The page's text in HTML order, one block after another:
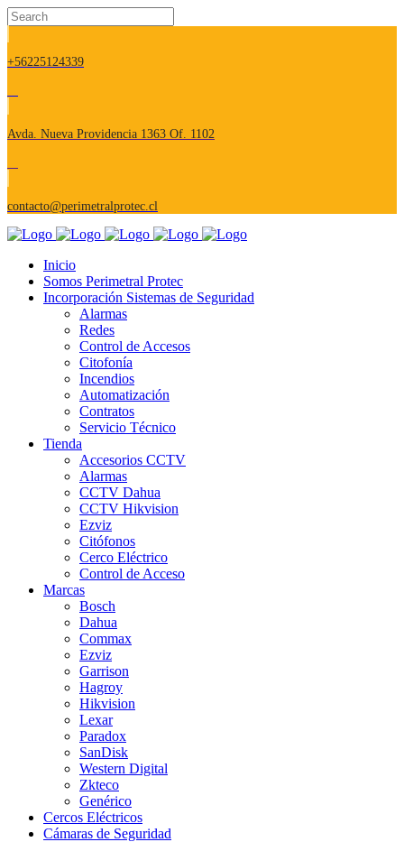
+56225124339
Avda. Nueva Providencia 1363 Of. 1102
contacto@perimetralprotec.cl
Inicio
Somos Perimetral Protec
Incorporación Sistemas de Seguridad
Alarmas
Redes
Control de Accesos
Citofonía
Incendios
Automatización
Contratos
Servicio Técnico
Tienda
Accesorios CCTV
Alarmas
CCTV Dahua
CCTV Hikvision
Ezviz
Citófonos
Cerco Eléctrico
Control de Acceso
Marcas
Bosch
Dahua
Commax
Ezviz
Garrison
Hagroy
Hikvision
Lexar
Paradox
SanDisk
Western Digital
Zkteco
Genérico
Cercos Eléctricos
Cámaras de Seguridad